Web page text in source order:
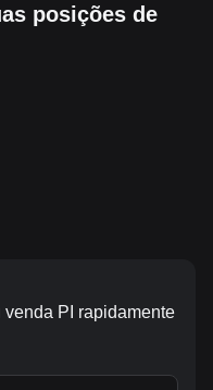
posições de
PI rapidamente